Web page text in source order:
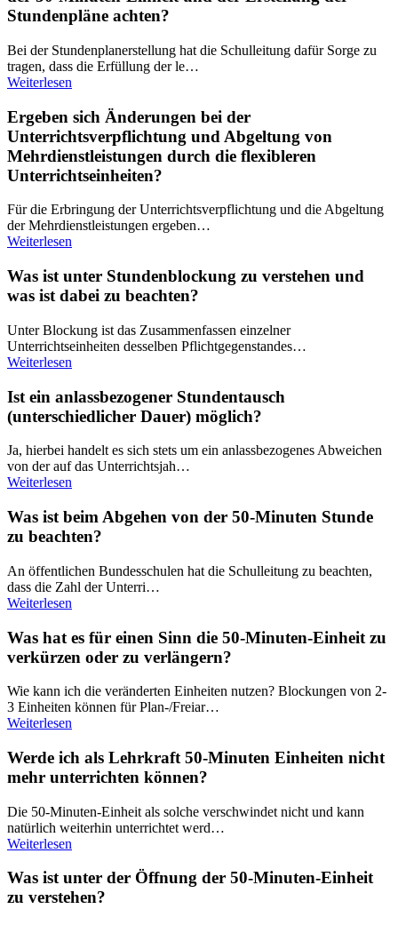
Stundenpläne achten?
Bei der Stundenplanerstellung hat die Schulleitung dafür Sorge zu
tragen, dass die Erfüllung der le…
Weiterlesen
Ergeben sich Änderungen bei der
Unterrichtsverpflichtung und Abgeltung von
Mehrdienstleistungen durch die flexibleren
Unterrichtseinheiten?
Für die Erbringung der Unterrichtsverpflichtung und die Abgeltung
der Mehrdienstleistungen ergeben…
Weiterlesen
Was ist unter Stundenblockung zu verstehen und
was ist dabei zu beachten?
Unter Blockung ist das Zusammenfassen einzelner
Unterrichtseinheiten desselben Pflichtgegenstandes…
Weiterlesen
Ist ein anlassbezogener Stundentausch
(unterschiedlicher Dauer) möglich?
Ja, hierbei handelt es sich stets um ein anlassbezogenes Abweichen
von der auf das Unterrichtsjah…
Weiterlesen
Was ist beim Abgehen von der 50-Minuten Stunde
zu beachten?
An öffentlichen Bundesschulen hat die Schulleitung zu beachten,
dass die Zahl der Unterri…
Weiterlesen
Was hat es für einen Sinn die 50-Minuten-Einheit zu
verkürzen oder zu verlängern?
Wie kann ich die veränderten Einheiten nutzen? Blockungen von 2-
3 Einheiten können für Plan-/Freiar…
Weiterlesen
Werde ich als Lehrkraft 50-Minuten Einheiten nicht
mehr unterrichten können?
Die 50-Minuten-Einheit als solche verschwindet nicht und kann
natürlich weiterhin unterrichtet werd…
Weiterlesen
Was ist unter der Öffnung der 50-Minuten-Einheit
zu verstehen?